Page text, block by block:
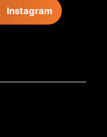
Instagram